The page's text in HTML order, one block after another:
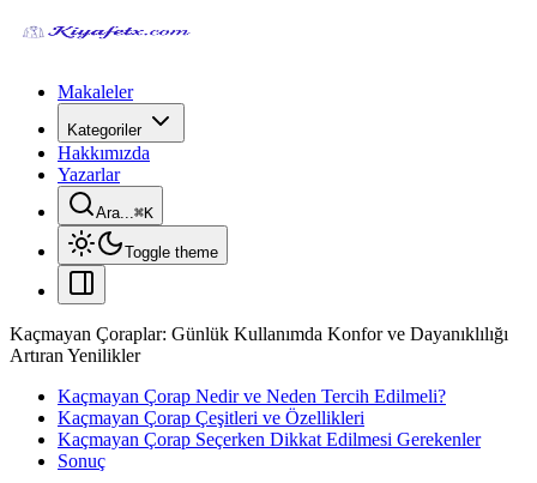
Makaleler
Kategoriler
Hakkımızda
Yazarlar
Ara...⌘K
Toggle theme
Kaçmayan Çoraplar: Günlük Kullanımda Konfor ve Dayanıklılığı
Artıran Yenilikler
Kaçmayan Çorap Nedir ve Neden Tercih Edilmeli?
Kaçmayan Çorap Çeşitleri ve Özellikleri
Kaçmayan Çorap Seçerken Dikkat Edilmesi Gerekenler
Sonuç